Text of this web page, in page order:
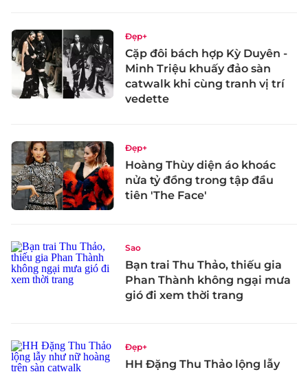
Đẹp+
Cặp đôi bách hợp Kỳ Duyên -
Minh Triệu khuấy đảo sàn
catwalk khi cùng tranh vị trí
vedette
Đẹp+
Hoàng Thùy diện áo khoác
nửa tỷ đồng trong tập đầu
tiên 'The Face'
Sao
Bạn trai Thu Thảo, thiếu gia
Phan Thành không ngại mưa
gió đi xem thời trang
Đẹp+
HH Đặng Thu Thảo lộng lẫy